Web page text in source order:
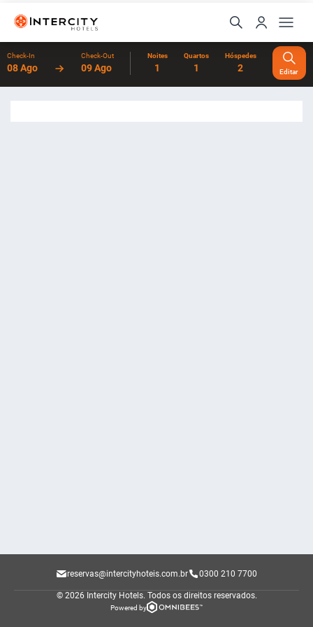
Check-In
08 Ago
Check-Out
09 Ago
Noites
1
Quartos
1
Hóspedes
2 Editar
reservas@intercityhoteis.com.br 0300 210 7700
© 2026 Intercity Hotels. Todos os direitos reservados.
Powered by